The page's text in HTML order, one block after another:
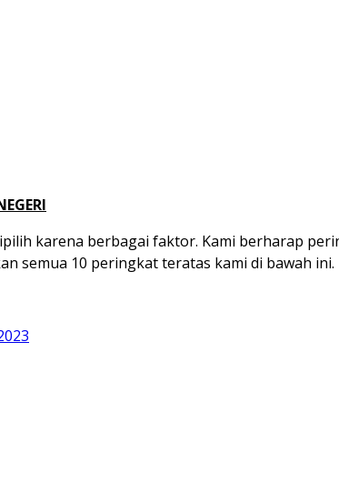
karena berbagai faktor. Kami berharap
semua 10 peringkat teratas kami di bawah ini.